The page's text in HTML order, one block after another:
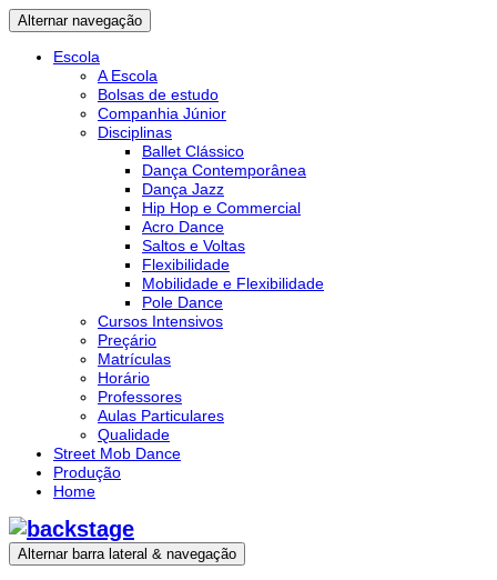
Alternar navegação
Escola
A Escola
Bolsas de estudo
Companhia Júnior
Disciplinas
Ballet Clássico
Dança Contemporânea
Dança Jazz
Hip Hop e Commercial
Acro Dance
Saltos e Voltas
Flexibilidade
Mobilidade e Flexibilidade
Pole Dance
Cursos Intensivos
Preçário
Matrículas
Horário
Professores
Aulas Particulares
Qualidade
Street Mob Dance
Produção
Home
Alternar barra lateral & navegação